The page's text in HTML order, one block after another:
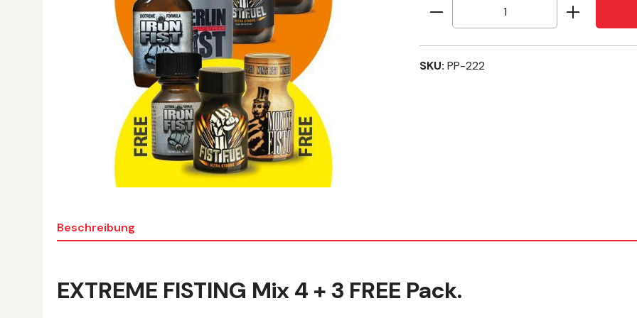
Produkt Anzahl: Gib den
SKU: PP-222
Beschreibung
EXTREME FISTING Mix 4 + 3 FREE Pack.